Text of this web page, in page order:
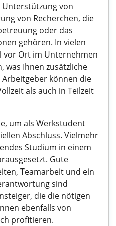
von
von Recherchen, die
oder das
gehören. In vielen
vor Ort im Unternehmen
was Ihnen zusätzliche
Arbeitgeber können die
als auch in Teilzeit
um als Werkstudent
Abschluss. Vielmehr
Studium in einem
Gute
Teamarbeit und ein
sind
die die nötigen
ebenfalls von
profitieren.